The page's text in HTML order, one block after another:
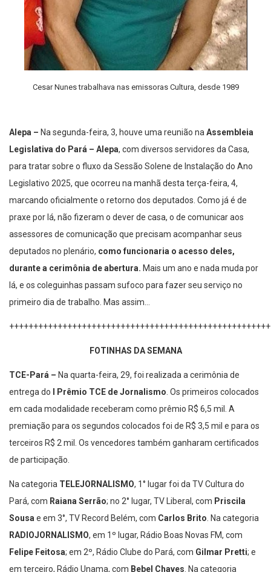
Cesar Nunes trabalhava nas emissoras Cultura, desde 1989
Alepa – Na segunda-feira, 3, houve uma reunião na Assembleia
Legislativa do Pará – Alepa, com diversos servidores da Casa,
para tratar sobre o fluxo da Sessão Solene de Instalação do Ano
Legislativo 2025, que ocorreu na manhã desta terça-feira, 4,
marcando oficialmente o retorno dos deputados. Como já é de
praxe por lá, não fizeram o dever de casa, o de comunicar aos
assessores de comunicação que precisam acompanhar seus
deputados no plenário, como funcionaria o acesso deles,
durante a cerimônia de abertura. Mais um ano e nada muda por
lá, e os coleguinhas passam sufoco para fazer seu serviço no
primeiro dia de trabalho. Mas assim…
FOTINHAS DA SEMANA
TCE-Pará – Na quarta-feira, 29, foi realizada a cerimônia de
entrega do
I Prêmio TCE de Jornalismo . Os primeiros colocados
em cada modalidade receberam como prêmio R$ 6,5 mil. A
premiação para os segundos colocados foi de R$ 3,5 mil e para os
terceiros R$ 2 mil. Os vencedores também ganharam certificados
de participação.
Na categoria TELEJORNALISMO, 1° lugar foi da TV Cultura do
Pará, com Raiana Serrão; no 2° lugar, TV Liberal, com Priscila
Sousa e em 3°, TV Record Belém, com Carlos Brito . Na categoria
RADIOJORNALISMO, em 1º lugar, Rádio Boas Novas FM, com
Felipe Feitosa; em 2º, Rádio Clube do Pará, com Gilmar Pretti; e
em terceiro, Rádio Unama, com Bebel Chaves . Na categoria